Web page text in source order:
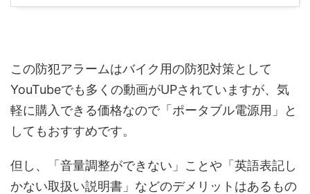
この防犯アラームはバイク用の防犯対策として
YouTubeでも多くの動画がUPされていますが、気
軽に購入できる価格なので「ポータブル電源用」と
してもおすすめです。
但し、「音量調整ができない」ことや「英語表記し
かない取扱い説明書」などのデメリットはあるもの